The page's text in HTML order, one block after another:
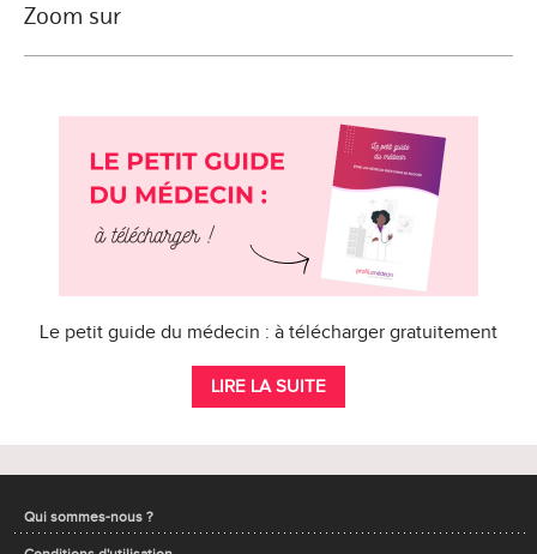
Zoom sur
Le petit guide du médecin : à télécharger gratuitement
LIRE LA SUITE
Qui sommes-nous ?